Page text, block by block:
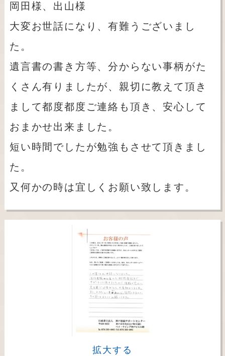
岡田様、出山様
大変お世話になり、有難うございまし
た。
遺言書の書き方等、分からない事柄がた
くさん有りましたが、親切に教えて頂き
まして都度都度ご連絡も頂き、安心して
おまかせ出来ました。
短い時間でしたが勉強もさせて頂きまし
た。
又何かの時は宜しくお願い致します。
拡大する